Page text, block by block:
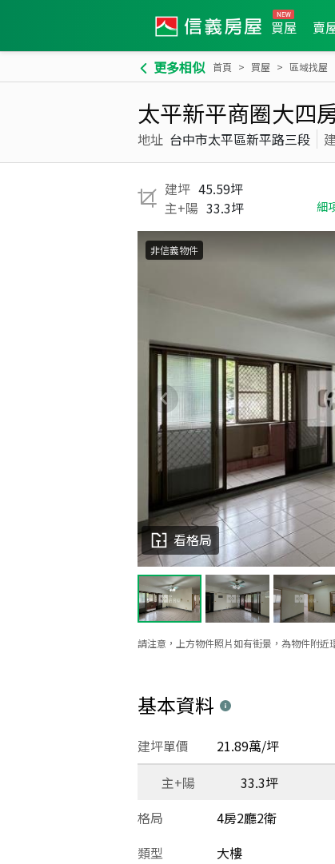
買屋 賣
更多相似 首頁 買屋 區域找屋
太平新平商圈大四
地址 台中市太平區新平路三段
建坪 45.59坪
主+陽 33.3坪 細
請注意，上方物件照片如有街景，為物件附近
看格局
非信義物件
基本資料
建坪單價 21.89萬/坪
主+陽
33.3坪
格局
4房2廳2衛
類型
大樓